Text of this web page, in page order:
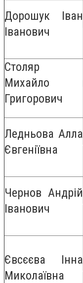
Дорошук Іван
Іванович
Столяр
Михайло
Григорович
Ледньова Алла
Євгеніївна
Чернов Андрій
Іванович
Євсєєва Інна
Миколаївна